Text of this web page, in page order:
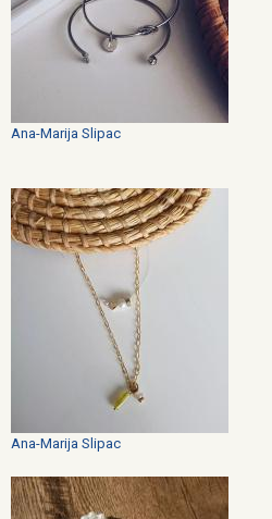
Ana-Marija Slipac
Ana-Marija Slipac